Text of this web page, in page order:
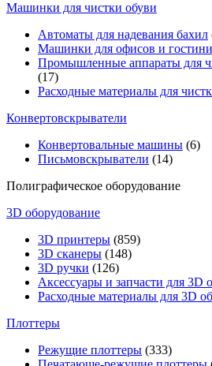
Машинки для чистки обуви
Автоматы для надевания бахил
Машинки для офисов и
Промышленные аппараты для
(17)
Расходные материалы для
Конвертовскрыватели
Конвертовальные машины (6)
Письмовскрыватели (14)
Полиграфическое оборудование
3D оборудование
3D принтеры (859)
3D сканеры (148)
3D ручки (126)
Аксессуары и запчасти для 3D
Расходные материалы для 3D
Плоттеры
Режущие плоттеры (333)